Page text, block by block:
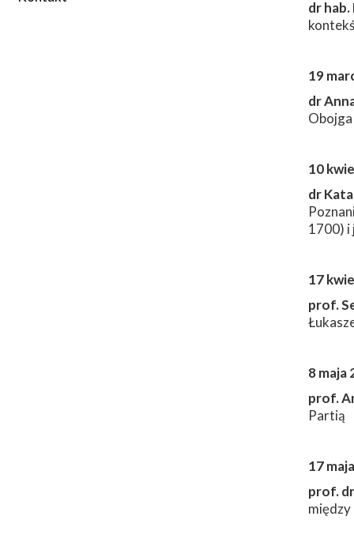
dr hab.
19
dr
10
dr
1700) i
17
prof.
8 maja
prof.
Partią
17
prof.